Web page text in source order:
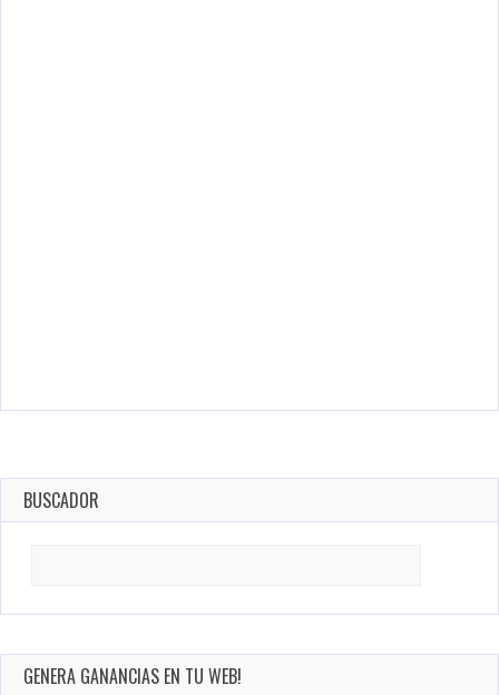
BUSCADOR
GENERA GANANCIAS EN TU WEB!